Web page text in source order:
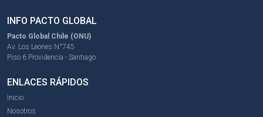
INFO PACTO GLOBAL
Pacto Global Chile (ONU)
Av. Los Leones N°745
Piso 6 Providencia - Santiago
ENLACES RÁPIDOS
Inicio
Nosotros